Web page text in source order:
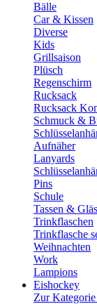
Bälle
Car & Kissen
Diverse
Kids
Grillsaison
Plüsch
Regenschirm
Rucksack
Rucksack
Schmuck &
Aufnäher
Lanyards
Pins
Schule
Tassen &
Trinkflaschen
Trinkflasche
Weihnachten
Work
Lampions
Eishockey
Zur